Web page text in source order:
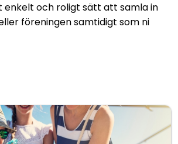
enkelt och roligt sätt att samla in
föreningen samtidigt som ni